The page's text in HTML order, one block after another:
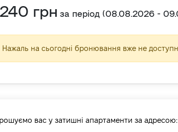
грн за період (08.08.2026 -
Нажаль на сьогодні бронювання вже не
вас у затишні апартаменти за